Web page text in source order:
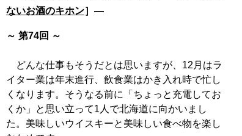
ないお酒のキホン］―
～ 第74回 ～
どんな仕事もそうだとは思いますが、12月はラ
イター業は年末進行、飲食業はかき入れ時で忙し
くなります。そうなる前に「ちょっと充電してお
くか」と思い立って1人で北海道に向かいまし
た。美味しいウイスキーと美味しい食べ物を楽し